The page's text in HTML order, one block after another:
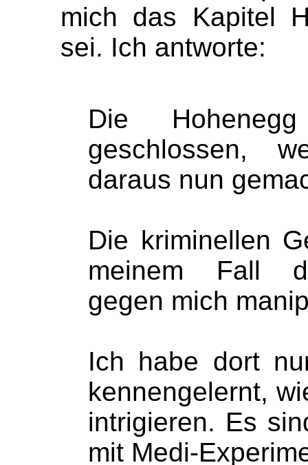
mich das Kapitel
sei. Ich antworte:
Die
geschlossen,
daraus nun
Die kriminellen
meinem Fall
gegen mich
Ich habe dort
kennengelernt,
intrigieren. Es
mit Medi-